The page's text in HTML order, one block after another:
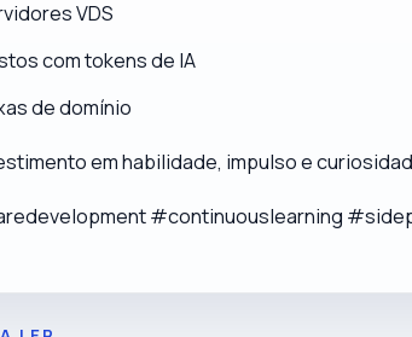
VDS
com tokens de IA
de domínio
em habilidade, impulso e
#continuouslearning